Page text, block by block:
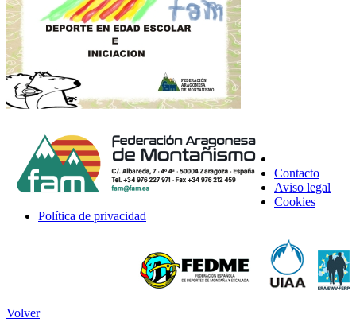
Contacto
Aviso legal
Cookies
Política de privacidad
Volver